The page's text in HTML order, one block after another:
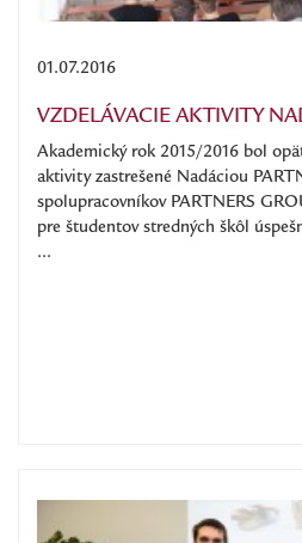
01.07.2016
VZDELÁVACIE AKTIVITY
Akademický rok 2015/2016 bol
aktivity zastrešené Nadáciou
spolupracovníkov PARTNERS
pre študentov stredných škôl
...